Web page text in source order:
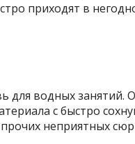
приходят в
для водных
с быстро
неприятных